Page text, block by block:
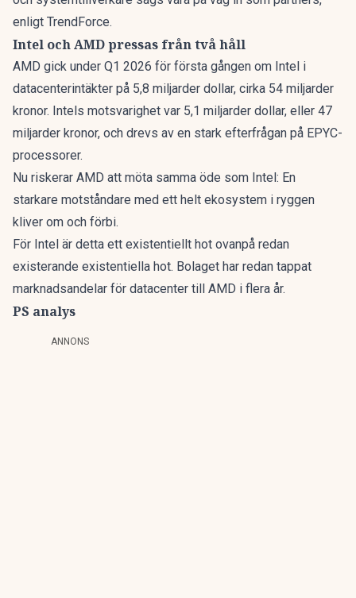
enligt TrendForce.
Intel och AMD pressas från två håll
AMD gick under Q1 2026 för första gången om Intel i
datacenterintäkter på 5,8 miljarder dollar, cirka 54 miljarder
kronor. Intels motsvarighet var 5,1 miljarder dollar, eller 47
miljarder kronor, och drevs av en stark efterfrågan på EPYC-
processorer.
Nu riskerar AMD att möta samma öde som Intel: En
starkare motståndare med ett helt ekosystem i ryggen
kliver om och förbi.
För Intel är detta ett existentiellt hot ovanpå redan
existerande existentiella hot. Bolaget har redan tappat
marknadsandelar för datacenter till AMD i flera år.
PS analys
ANNONS